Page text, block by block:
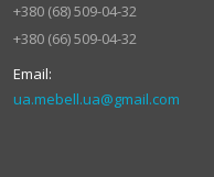
+380 (68) 509-04-32
+380 (66) 509-04-32
ua.mebell.ua@gmail.com